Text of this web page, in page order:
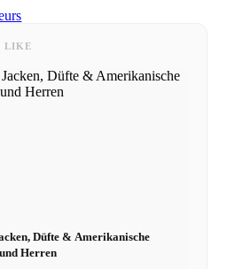
x CM
LIKE
Düfte & Amerikanische
Herren